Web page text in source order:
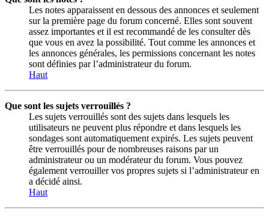
Les notes apparaissent en dessous des annonces et seulement
sur la première page du forum concerné. Elles sont souvent
assez importantes et il est recommandé de les consulter dès
que vous en avez la possibilité. Tout comme les annonces et
les annonces générales, les permissions concernant les notes
sont définies par l’administrateur du forum.
Haut
Que sont les sujets verrouillés ?
Les sujets verrouillés sont des sujets dans lesquels les
utilisateurs ne peuvent plus répondre et dans lesquels les
sondages sont automatiquement expirés. Les sujets peuvent
être verrouillés pour de nombreuses raisons par un
administrateur ou un modérateur du forum. Vous pouvez
également verrouiller vos propres sujets si l’administrateur en
a décidé ainsi.
Haut